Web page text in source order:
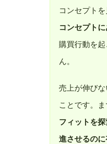
コンセプト
コンセプト
購買行動を
ん。
売上が伸び
ことです。
フィットを
進させるの